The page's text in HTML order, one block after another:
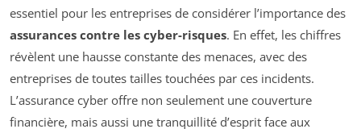
essentiel pour les entreprises de considérer l’importance des
assurances contre les cyber-risques. En effet, les chiffres
révèlent une hausse constante des menaces, avec des
entreprises de toutes tailles touchées par ces incidents.
L’assurance cyber offre non seulement une couverture
financière, mais aussi une tranquillité d’esprit face aux